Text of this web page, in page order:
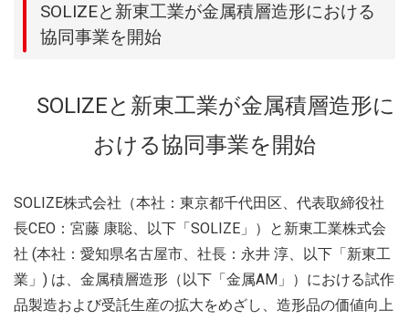
SOLIZEと新東工業が金属積層造形における
協同事業を開始
SOLIZEと新東工業が金属積層造形に
おける協同事業を開始
SOLIZE株式会社（本社：東京都千代田区、代表取締役社
長CEO：宮藤 康聡、以下「SOLIZE」）と新東工業株式会
社 (本社：愛知県名古屋市、社長：永井 淳、以下「新東工
業」) は、金属積層造形（以下「金属AM」）における試作
品製造および受託生産の拡大をめざし、造形品の価値向上